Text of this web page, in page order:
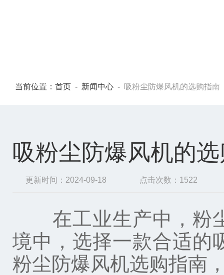
当前位置： 首页 - 新闻中心 - 吸粉尘防爆风机的选购指南
吸粉尘防爆风机的
更新时间：2024-09-18 点击次数：1522
在工业生产中，粉尘
境中，选择一款合适的
粉尘防爆风机选购指南